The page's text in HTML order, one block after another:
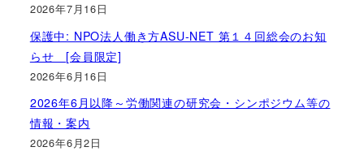
2026年7月16日
保護中: NPO法人働き方ASU-NET 第１４回総会のお知
らせ [会員限定]
2026年6月16日
2026年6月以降～労働関連の研究会・シンポジウム等の
情報・案内
2026年6月2日